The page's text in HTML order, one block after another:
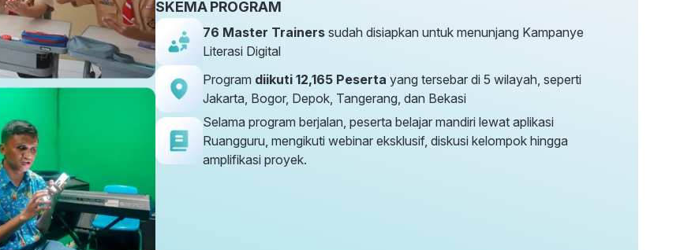
SKEMA PROGRAM
76 Master Trainers sudah disiapkan untuk menunjang Kampanye
Literasi Digital
Program diikuti 12,165 Peserta yang tersebar di 5 wilayah, seperti
Jakarta, Bogor, Depok, Tangerang, dan Bekasi
Selama program berjalan, peserta belajar mandiri lewat aplikasi
Ruangguru, mengikuti webinar eksklusif, diskusi kelompok hingga
amplifikasi proyek.